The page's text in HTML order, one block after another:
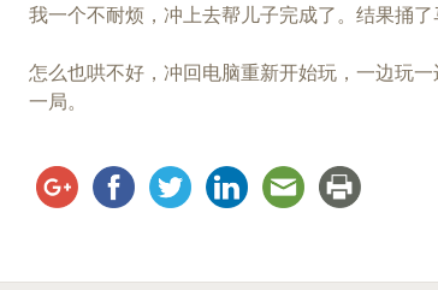
我一个不耐烦，冲上去帮儿子完成了。结果捅了
怎么也哄不好，冲回电脑重新开始玩，一边玩
一局。